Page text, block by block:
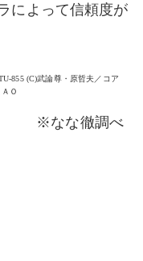
によって信頼度が
855 (C)武論尊・原哲夫／コア
Ｏ
※なな徹調べ